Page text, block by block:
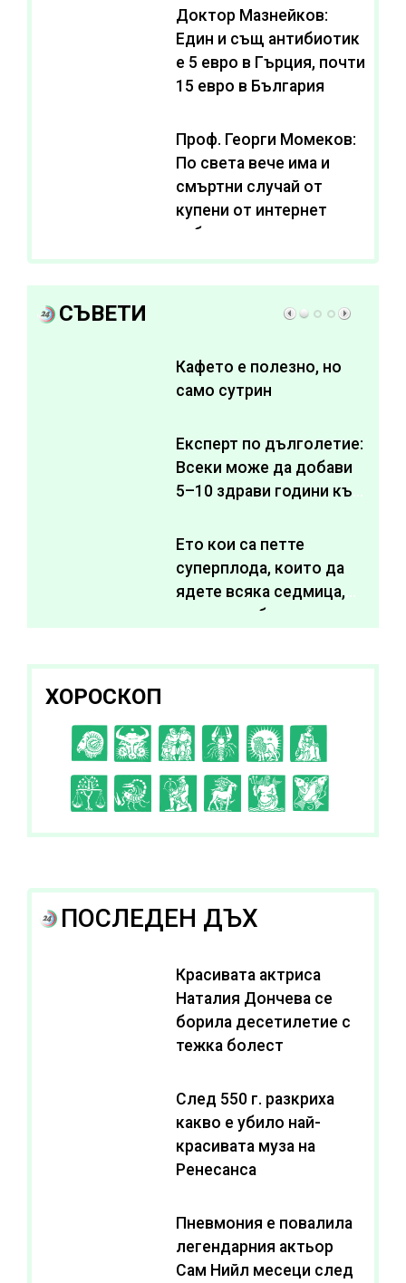
Доктор Мазнейков:
Един и същ антибиотик
e 5 евро в Гърция, почти
15 евро в България
Проф. Георги Момеков:
По света вече има и
смъртни случай от
купени от интернет
субстанции за
отслабване
СЪВЕТИ
Кафето е полезно, но
само сутрин
Експерт по дълголетие:
Всеки може да добави
5–10 здрави години към
Ето кои са петте
суперплода, които да
ядете всяка седмица,
за да подобрите
ХОРОСКОП
C D EFGH
I J K L A B
ПОСЛЕДЕН ДЪХ
Красивата актриса
Наталия Дончева се
борила десетилетие с
тежка болест
След 550 г. разкриха
какво е убило най-
красивата муза на
Ренесанса
Пневмония е повалила
легендарния актьор
Сам Нийл месеци след